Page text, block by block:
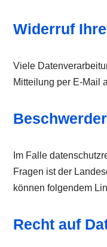
Widerruf
Viele
Mitteilung per E-Mail
Im Falle
Fragen ist der
können folgendem
Recht auf